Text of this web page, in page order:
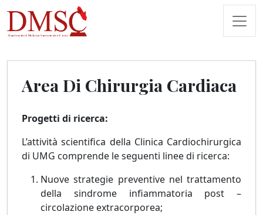
Area Di Chirurgia Cardiaca
Progetti di ricerca:
L’attività scientifica della Clinica Cardiochirurgica
di UMG comprende le seguenti linee di ricerca:
Nuove strategie preventive nel trattamento
della sindrome infiammatoria post –
circolazione extracorporea;